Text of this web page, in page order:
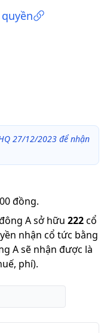
27/12/2023 để nhận
đồng.
A sở hữu 222cổ
nhận cổ tức bằng
A sẽ nhận được là
phí).